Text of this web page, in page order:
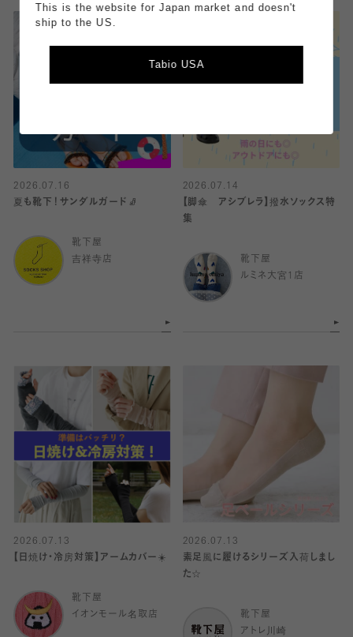
2026.07.16
夏も靴下！サンダルガード🧦
靴下屋
吉祥寺店
2026.07.14
【脚傘 アシブレラ】撥水ソックス特
集
靴下屋
ルミネ大宮1店
2026.07.13
【日焼け・冷房対策】アームカバー☀️
靴下屋
イオンモール名取店
2026.07.13
素足風に履けるシリーズ入荷しまし
た☆
靴下屋
アトレ川崎
This is the website for Japan market and doesn't
ship to the US.
Tabio USA